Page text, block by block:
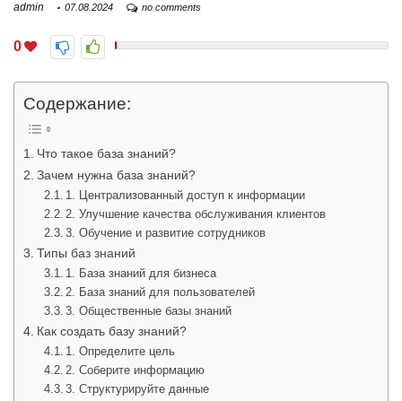
admin 07.08.2024 no comments
0
Содержание:
Что такое база знаний?
Зачем нужна база знаний?
1. Централизованный доступ к информации
2. Улучшение качества обслуживания клиентов
3. Обучение и развитие сотрудников
Типы баз знаний
1. База знаний для бизнеса
2. База знаний для пользователей
3. Общественные базы знаний
Как создать базу знаний?
1. Определите цель
2. Соберите информацию
3. Структурируйте данные